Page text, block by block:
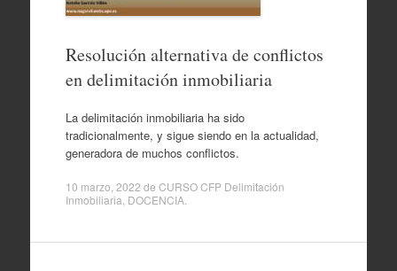
Resolución alternativa de conflictos
en delimitación inmobiliaria
La delimitación inmobiliaria ha sido
tradicionalmente, y sigue siendo en la actualidad,
generadora de muchos conflictos.
10 marzo, 2022 de CURSO CFP Delimitación
Inmobiliaria DOCENCIA.